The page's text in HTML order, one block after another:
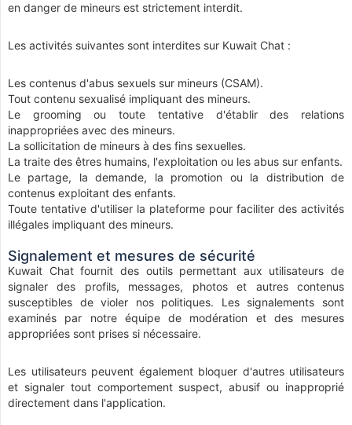
en danger de mineurs est strictement interdit.
Les activités suivantes sont interdites sur Kuwait Chat :
Les contenus d'abus sexuels sur mineurs (CSAM).
Tout contenu sexualisé impliquant des mineurs.
Le grooming ou toute tentative d'établir des relations
inappropriées avec des mineurs.
La sollicitation de mineurs à des fins sexuelles.
La traite des êtres humains, l'exploitation ou les abus sur enfants.
Le partage, la demande, la promotion ou la distribution de
contenus exploitant des enfants.
Toute tentative d'utiliser la plateforme pour faciliter des activités
illégales impliquant des mineurs.
Signalement et mesures de sécurité
Kuwait Chat fournit des outils permettant aux utilisateurs de
signaler des profils, messages, photos et autres contenus
susceptibles de violer nos politiques. Les signalements sont
examinés par notre équipe de modération et des mesures
appropriées sont prises si nécessaire.
Les utilisateurs peuvent également bloquer d'autres utilisateurs
et signaler tout comportement suspect, abusif ou inapproprié
directement dans l'application.